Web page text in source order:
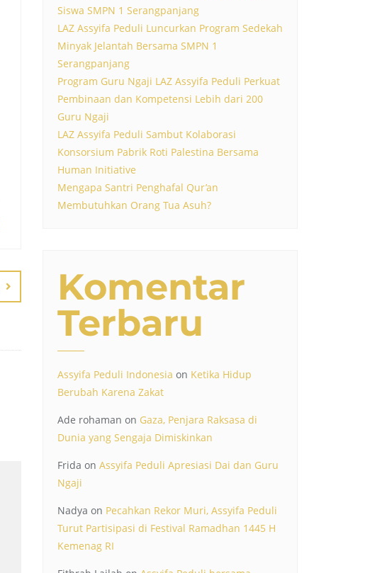
Siswa SMPN 1 Serangpanjang
LAZ Assyifa Peduli Luncurkan Program Sedekah
Minyak Jelantah Bersama SMPN 1
Serangpanjang
Program Guru Ngaji LAZ Assyifa Peduli Perkuat
Pembinaan dan Kompetensi Lebih dari 200
Guru Ngaji
LAZ Assyifa Peduli Sambut Kolaborasi
Konsorsium Pabrik Roti Palestina Bersama
Human Initiative
Mengapa Santri Penghafal Qur’an
Membutuhkan Orang Tua Asuh?
Komentar
Terbaru
Assyifa Peduli Indonesia on Ketika Hidup
Berubah Karena Zakat
Ade rohaman on Gaza, Penjara Raksasa di
Dunia yang Sengaja Dimiskinkan
Frida on Assyifa Peduli Apresiasi Dai dan Guru
Ngaji
Nadya on Pecahkan Rekor Muri, Assyifa Peduli
Turut Partisipasi di Festival Ramadhan 1445 H
Kemenag RI